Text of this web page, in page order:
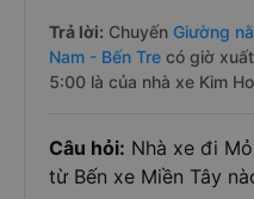
Trả lời: Chuyến Giường
Nam - Bến Tre có giờ
5:00 là của nhà xe Kim
Câu hỏi: Nhà xe đi
từ Bến xe Miền Tây